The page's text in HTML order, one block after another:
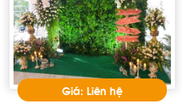
Giá: Liên hệ